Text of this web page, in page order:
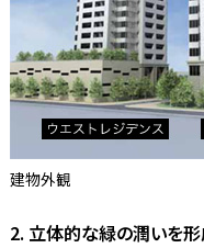
建物外観
2. 立体的な緑の潤いを形